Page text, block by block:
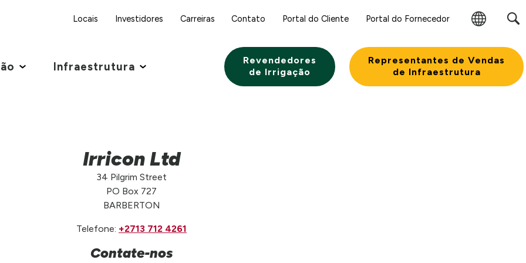
Locais Investidores Carreiras Contato Portal do Cliente Portal do Fornecedor
Alterar
Infraestrutura
Revendedores
de Irrigação
Representantes de Vendas
de Infraestrutura
Irricon Ltd
34 Pilgrim Street
PO Box 727
BARBERTON
Telefone: +2713 712 4261
Contate-nos